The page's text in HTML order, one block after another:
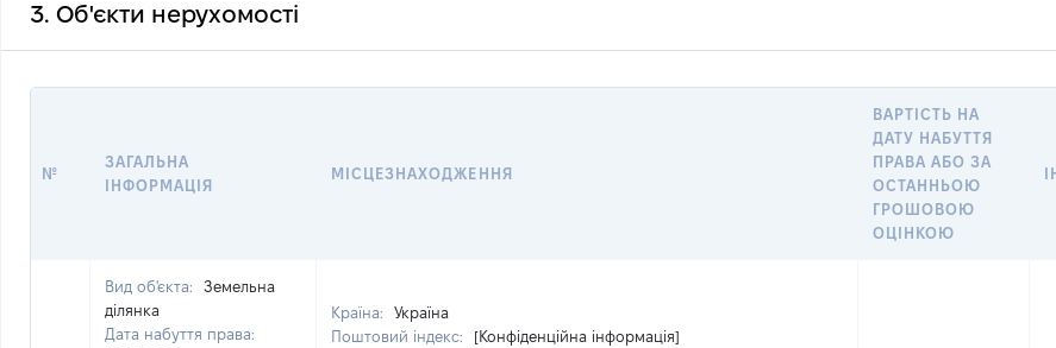
3. Об'єкти нерухомості
№
ЗАГАЛЬНА
ІНФОРМАЦІЯ
МІСЦЕЗНАХОДЖЕННЯ
ВАРТІСТЬ НА
ДАТУ НАБУТТЯ
ПРАВА АБО ЗА
ОСТАННЬОЮ
ГРОШОВОЮ
ОЦІНКОЮ
Вид об'єкта:
Земельна
ділянка
Дата набуття права:
Країна:
Україна
Поштовий індекс:
[Конфіденційна інформація]